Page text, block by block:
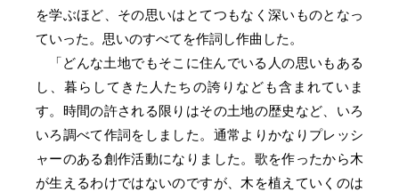
を学ぶほど、その思いはとてつもなく深いものとなっ
ていった。思いのすべてを作詞し作曲した。
「どんな土地でもそこに住んでいる人の思いもある
し、暮らしてきた人たちの誇りなども含まれていま
す。時間の許される限りはその土地の歴史など、いろ
いろ調べて作詞をしました。通常よりかなりプレッシ
ャーのある創作活動になりました。歌を作ったから木
が生えるわけではないのですが、木を植えていくのは